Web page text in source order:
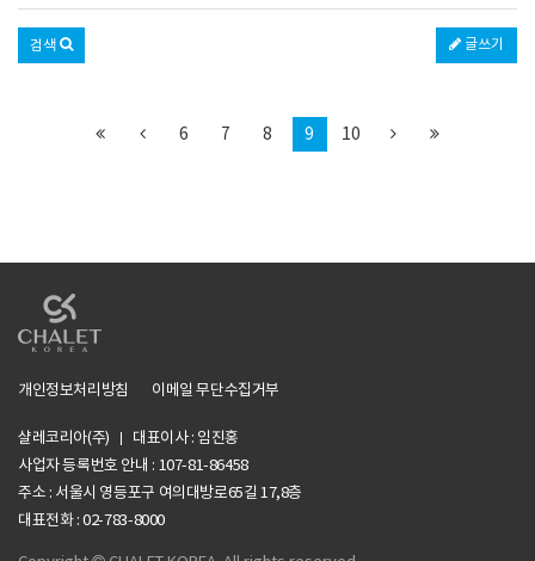
글쓰기
검색
6 7 8 9 10
개인정보처리방침 이메일 무단수집거부
샬레코리아(주)
대표이사 : 임진홍
사업자 등록번호 안내 : 107-81-86458
주소 : 서울시 영등포구 여의대방로65길 17,8층
대표전화 : 02-783-8000